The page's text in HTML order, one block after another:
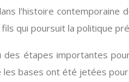
l’histoire
qui poursuit la politique
des étapes importantes
bases ont été jetées